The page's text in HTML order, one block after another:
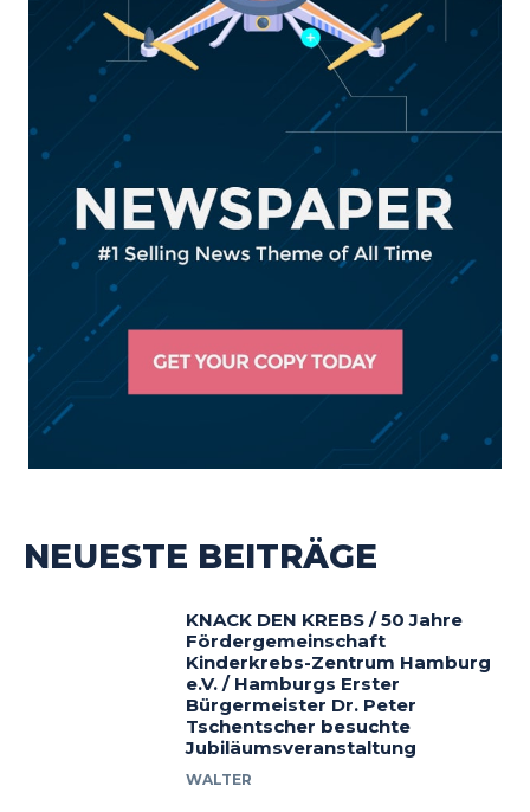
NEUESTE BEITRÄGE
KNACK DEN KREBS / 50 Jahre
Fördergemeinschaft
Kinderkrebs-Zentrum Hamburg
e.V. / Hamburgs Erster
Bürgermeister Dr. Peter
Tschentscher besuchte
Jubiläumsveranstaltung
WALTER